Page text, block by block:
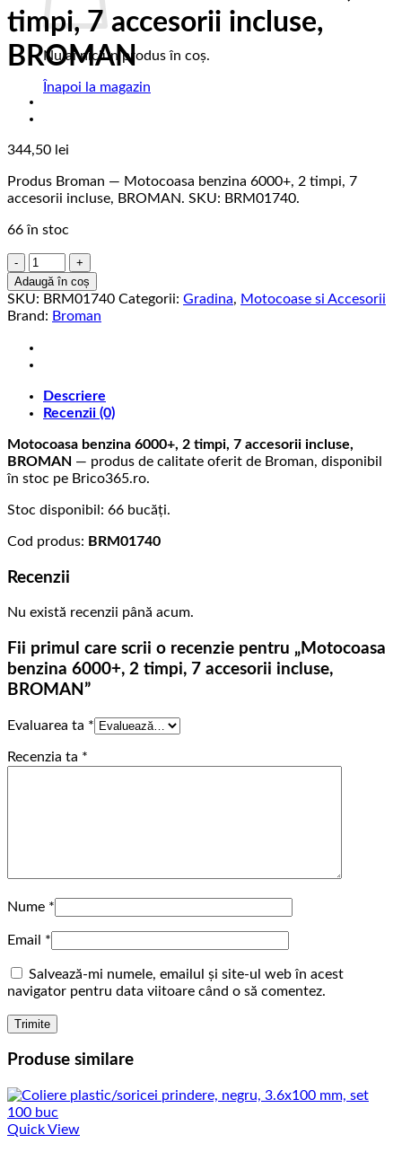
Nu ai niciun produs în coș.
Înapoi la magazin
timpi, 7 accesorii incluse,
BROMAN
344,50 lei
Produs Broman — Motocoasa benzina 6000+, 2 timpi, 7
accesorii incluse, BROMAN. SKU: BRM01740.
66 în stoc
Cantitate
Motocoasa
benzina
6000+,
timpi,
7
incluse,
BROMAN
Adaugă în coș
SKU: BRM01740 Categorii: Gradina, Motocoase si Accesorii
Brand: Broman
Descriere
Recenzii (0)
Motocoasa benzina 6000+, 2 timpi, 7 accesorii incluse,
BROMAN — produs de calitate oferit de Broman, disponibil
în stoc pe Brico365.ro.
Stoc disponibil: 66 bucăți.
Cod produs: BRM01740
Recenzii
Nu există recenzii până acum.
Fii primul care scrii o recenzie pentru „Motocoasa
benzina 6000+, 2 timpi, 7 accesorii incluse,
BROMAN”
Evaluarea ta *
Recenzia ta *
Nume *
Email *
Salvează-mi numele, emailul și site-ul web în acest
navigator pentru data viitoare când o să comentez.
Produse similare
Quick View